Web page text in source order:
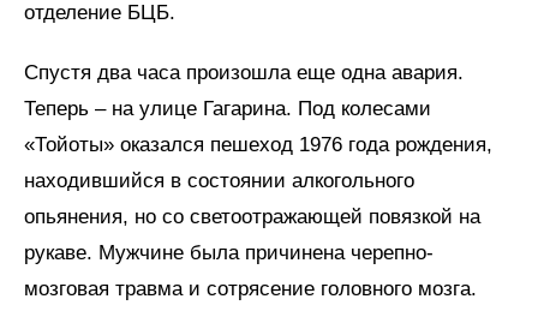
отделение БЦБ.
Спустя два часа произошла еще одна авария.
Теперь – на улице Гагарина. Под колесами
«Тойоты» оказался пешеход 1976 года рождения,
находившийся в состоянии алкогольного
опьянения, но со светоотражающей повязкой на
рукаве. Мужчине была причинена черепно-
мозговая травма и сотрясение головного мозга.